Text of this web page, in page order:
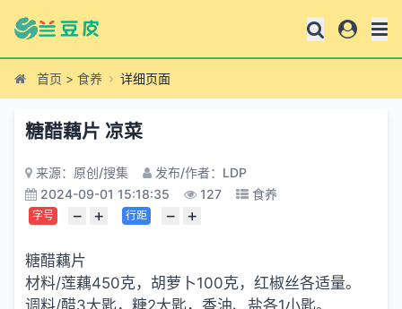
首页 > 食养 详细页面
糖醋藕片 凉菜
来源：原创/搜集
发布/作者：LDP
2024-09-01 15:18:35
127 食养
字号 − + 行距 − +
糖醋藕片
材料/莲藕450克，胡萝卜100克，红椒丝各适量。
调料/醋3大匙，糖2大匙，香油、盐各1小匙。